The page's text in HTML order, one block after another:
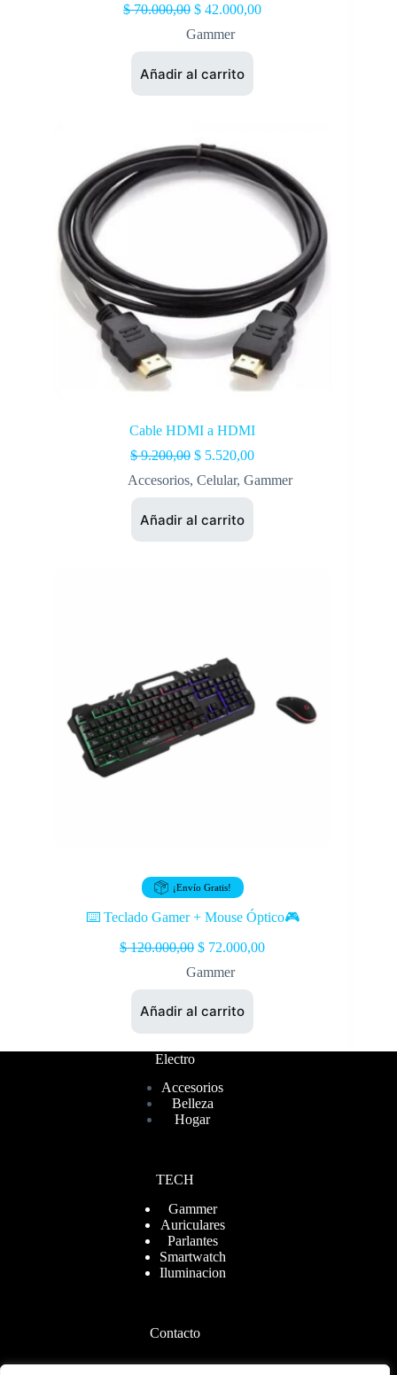
$70.000,00 $ 42.000,00
Gammer
Añadir al carrito
Cable HDMI a HDMI
$9.200,00 $ 5.520,00
Accesorios,Celular,Gammer
Añadir al carrito
¡Envío Gratis!
⌨️ Teclado Gamer + Mouse Óptico🎮
$120.000,00 $ 72.000,00
Gammer
Añadir al carrito
Electro
Accesorios
Belleza
Hogar
TECH
Gammer
Auriculares
Parlantes
Smartwatch
Iluminacion
Contacto